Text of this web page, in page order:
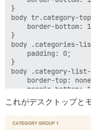
}
body tr.category-
border-bottom:
}
body .categories-
    padding: 0;
}
body .category-
border-top:
margin-bottom:
}
body .category-
    padding: 0;
border: 1px
これがデスクトップと